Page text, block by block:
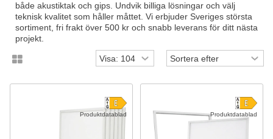
både akustiktak och gips. Undvik billiga lösningar och välj
teknisk kvalitet som håller måttet. Vi erbjuder Sveriges största
sortiment, fri frakt över 500 kr och snabb leverans för ditt nästa
projekt.
Produktdatablad Produktdatablad